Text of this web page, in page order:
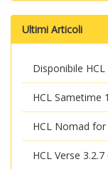
Ultimi Articoli
Disponibile
HCL Sametime
HCL Nomad
HCL Verse